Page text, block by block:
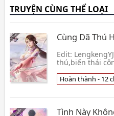
TRUYỆN CÙNG THỂ LOẠI
Cùng Dã Thú
Edit:
thú,biến thái
một quốc v👦 Ô
Hoàn thành - 12
Tình Này